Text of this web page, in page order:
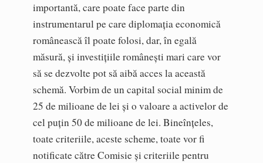
importantă, care poate face parte din
instrumentarul pe care diplomația economică
românească îl poate folosi, dar, în egală
măsură, și investițiile românești mari care vor
să se dezvolte pot să aibă acces la această
schemă. Vorbim de un capital social minim de
25 de milioane de lei și o valoare a activelor de
cel puțin 50 de milioane de lei. Bineînțeles,
toate criteriile, aceste scheme, toate vor fi
notificate către Comisie și criteriile pentru